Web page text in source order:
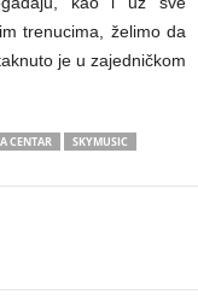
trenucima, želimo da
je u zajedničkom
CENTAR
SKYMUSIC